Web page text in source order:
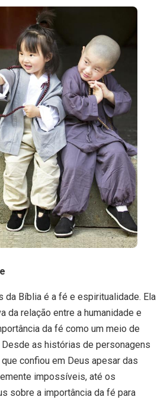
da Bíblia é a fé e espiritualidade. Ela
da relação entre a humanidade e
da fé como um meio de
as histórias de personagens
confiou em Deus apesar das
impossíveis, até os
sobre a importância da fé para